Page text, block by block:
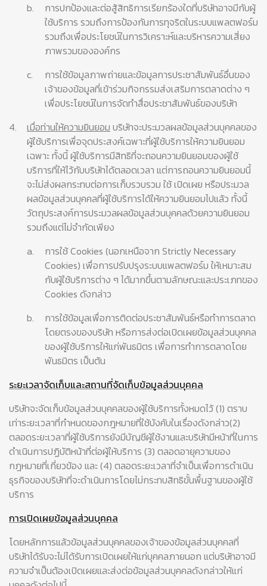
b.
การปกป้องและต่อสู้สิทธิการเรียกร้องใดที่บริษัทอาจมีกับผู้
ใช้บริการ รวมถึงการป้องกันการทุจริตในระบบแพลตฟอร์ม
รวมถึงเพื่อประโยชน์ในการวิเคราะห์และบริหารความเสี่ยง
ภาพรวมขององค์กร
c.
การใช้ข้อมูลภาพถ่ายและข้อมูลการประชาสัมพันธ์อื่นของ
เจ้าของข้อมูลที่เข้าร่วมกิจกรรมส่งเสริมการตลาดต่าง ๆ
เพื่อประโยชน์ในการจัดทำสื่อประชาสัมพันธ์ของบริษัท
4.
เมื่อท่านให้ความยินยอม บริษัทจะประมวลผลข้อมูลส่วนบุคคลของ
ผู้ใช้บริการเพื่อจุดประสงค์เฉพาะที่ผู้ใช้บริการให้ความยินยอม
เฉพาะ ทั้งนี้ ผู้ใช้บริการมีสิทธิที่จะถอนความยินยอมของผู้ใช้
บริการที่ให้ไว้กับบริษัทได้ตลอดเวลา แต่การถอนความยินยอมนี้
จะไม่ส่งผลกระทบต่อการเก็บรวบรวม ใช้ เปิดเผย หรือประมวล
ผลข้อมูลส่วนบุคคลที่ผู้ใช้บริการได้ให้ความยินยอมไปแล้ว ทั้งนี้
วัตถุประสงค์การประมวลผลข้อมูลส่วนบุคคลด้วยความยินยอม
รวมถึงแต่ไม่จำกัดเพียง
a.
การใช้ Cookies (นอกเหนือจาก Strictly Necessary
Cookies) เพื่อการปรับปรุงระบบแพลตฟอร์ม ให้เหมาะสม
กับผู้ใช้บริการต่าง ๆ ได้มากขึ้นตามลักษณะและประเภทของ
Cookies ดังกล่าว
b.
การใช้ข้อมูลเพื่อการติดต่อประชาสัมพันธ์หรือทำการตลาด
โดยตรงของบริษัท หรือการส่งต่อเปิดเผยข้อมูลส่วนบุคคล
ของผู้ใช้บริการให้แก่พันธมิตร เพื่อการทำการตลาดโดย
พันธมิตร เป็นต้น
ระยะเวลาจัดเก็บและสถานที่จัดเก็บข้อมูลส่วนบุคคล
บริษัทจะจัดเก็บข้อมูลส่วนบุคคลของผู้ใช้บริการทั้งหมดไว้ (1) ตราบ
เท่าระยะเวลาที่กำหนดของกฎหมายที่ใช้บังคับในเรื่องดังกล่าว(2)
ตลอดระยะเวลาที่ผู้ใช้บริการยังมีบัญชีผู้ใช้งานและบริษัทมีหน้าที่ในการ
ดำเนินการปฏิบัติหน้าที่ต่อผู้ให้บริการ (3) ตลอดอายุความของ
กฎหมายที่เกี่ยวข้อง และ (4) ตลอดระยะเวลาที่จำเป็นเพื่อการดำเนิน
ธุรกิจของบริษัทที่จะดำเนินการโดยไม่กระทบสิทธิขั้นพื้นฐานของผู้ใช้
บริการ
การเปิดเผยข้อมูลส่วนบุคคล
โดยหลักการแล้วข้อมูลส่วนบุคคลของเจ้าของข้อมูลส่วนบุคคลที่
บริษัทได้รับจะไม่ได้รับการเปิดเผยให้แก่บุคคลภายนอก แต่บริษัทอาจมี
ความจำเป็นต้องเปิดเผยและส่งต่อข้อมูลส่วนบุคคลดังกล่าวให้แก่